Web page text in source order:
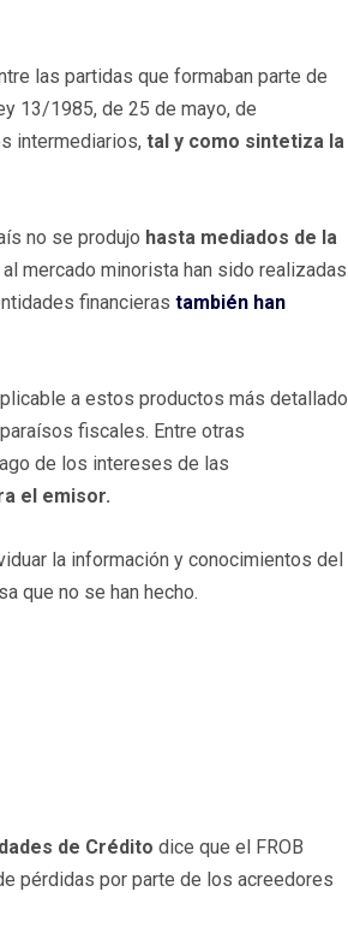
las partidas que formaban parte de
13/1985, de 25 de mayo, de
intermediarios, tal y como sintetiza la
no se produjo hasta mediados de la
mercado minorista han sido realizadas
financieras también han
a estos productos más detallado
fiscales. Entre otras
de los intereses de las
el emisor.
la información y conocimientos del
que no se han hecho.
de Crédito dice que el FROB
pérdidas por parte de los acreedores